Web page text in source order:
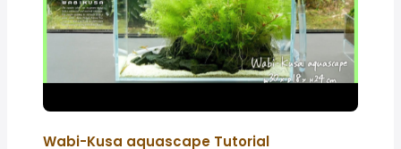
Wabi-Kusa aquascape Tutorial